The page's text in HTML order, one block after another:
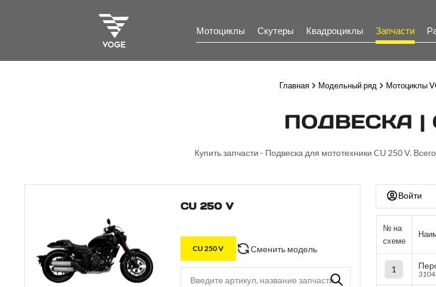
Мотоциклы Скутеры Квадроциклы Запчасти
Главная Модельный ряд Мотоциклы
ПОДВЕСКА |
Купить запчасти - Подвеска для мототехники CU 250 V.
CU 250 V
CU 250 V Сменить модель
Войти
№ на
схеме
1